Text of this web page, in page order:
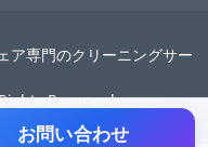
お問い合わせ
ア専門のクリーニングサー
Reserved